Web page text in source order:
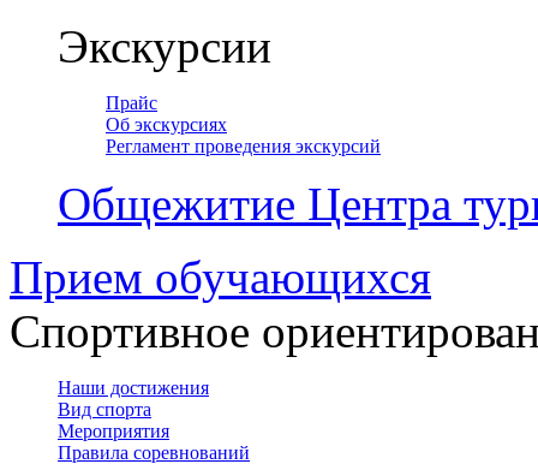
Экскурсии
Прайс
Об экскурсиях
Регламент проведения экскурсий
Общежитие Центра
Прием обучающихся
Спортивное
Наши достижения
Вид спорта
Мероприятия
Правила соревнований